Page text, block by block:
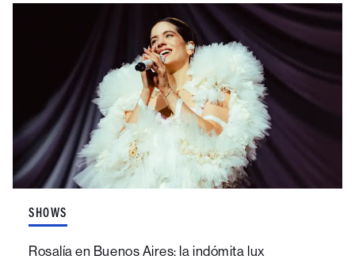
SHOWS
Rosalía en Buenos Aires: la indómita lux